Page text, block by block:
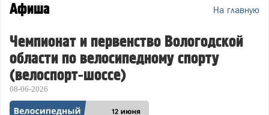
Афиша На главную
Чемпионат и первенство Вологодской
области по велосипедному спорту
(велоспорт-шоссе)
08-06-2026